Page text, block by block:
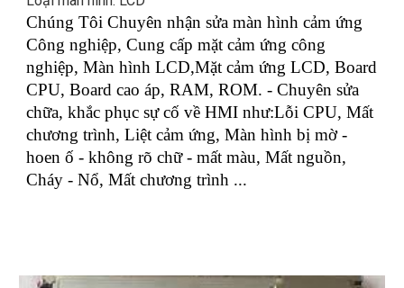
Chúng Tôi Chuyên nhận sửa màn hình cảm ứng
Công nghiệp, Cung cấp mặt cảm ứng công
nghiệp, Màn hình LCD,Mặt cảm ứng LCD, Board
CPU, Board cao áp, RAM, ROM. - Chuyên sửa
chữa, khắc phục sự cố về HMI như:Lỗi CPU, Mất
chương trình, Liệt cảm ứng, Màn hình bị mờ -
hoen ố - không rõ chữ - mất màu, Mất nguồn,
Cháy - Nổ, Mất chương trình ...